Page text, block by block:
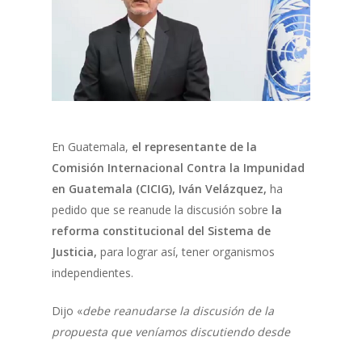
En Guatemala, el representante de la
Comisión Internacional Contra la Impunidad
en Guatemala (CICIG), Iván Velázquez, ha
pedido que se reanude la discusión sobre la
reforma constitucional del Sistema de
Justicia, para lograr así, tener organismos
independientes.
Dijo «debe reanudarse la discusión de la
propuesta que veníamos discutiendo desde